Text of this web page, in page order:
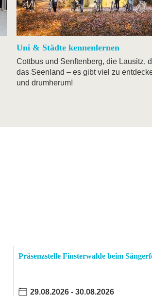
Uni & Städte kennenlernen
Cottbus und Senftenberg, die Lausitz,
das Seenland – es gibt viel zu
und drumherum!
Präsenzstelle Finsterwalde beim
29.08.2026 - 30.08.2026